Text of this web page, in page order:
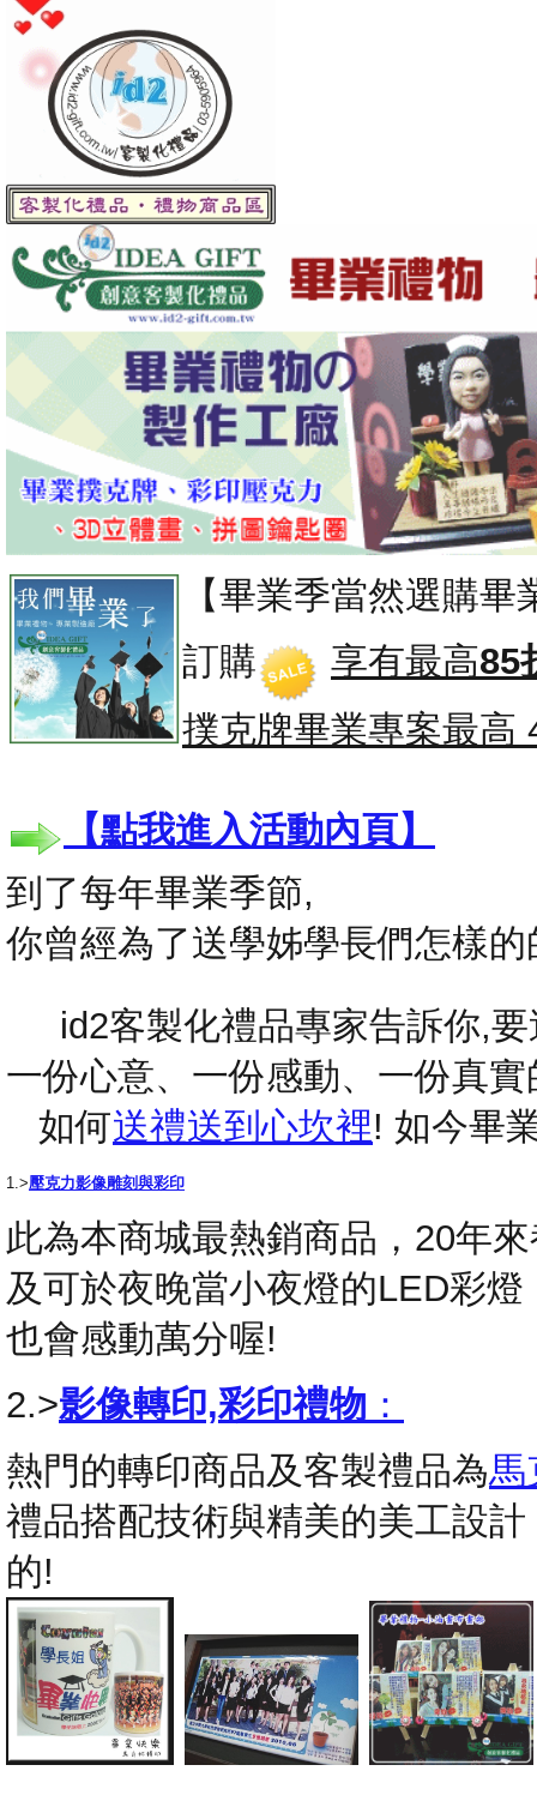
【畢業季當然選購
訂購
享有最高85
撲克牌畢業專案最高
【點我進入活動內頁】
到了每年畢業季節,
你曾經為了送學姊學長們怎樣
id2客製化禮品專家告訴你,要
一份心意、一份感動、一份真
如何送禮送到心坎裡! 如今畢
1.>壓克力影像雕刻與彩印
此為本商城最熱銷商品，20年
及可於夜晚當小夜燈的LED彩
也會感動萬分喔!
2.>影像轉印,彩印禮物 ：
熱門的轉印商品及客製禮品為馬
禮品搭配技術與精美的美工設
的!